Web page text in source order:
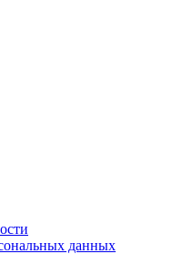
данных